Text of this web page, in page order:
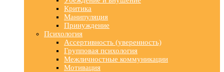
Критика
Манипуляция
Принуждение
Психология
Ассертивность (уверенность)
Групповая психология
Межличностные коммуникации
Мотивация